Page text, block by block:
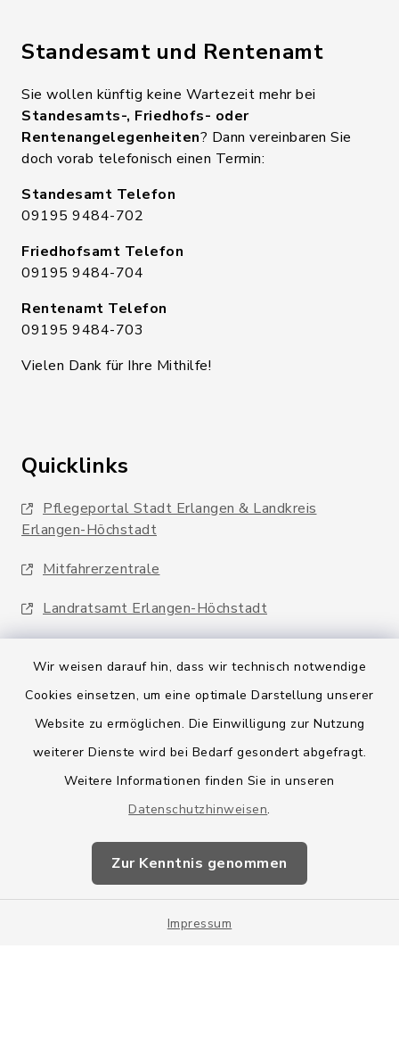
Wir weisen darauf hin, dass wir technisch notwendige
Cookies einsetzen, um eine optimale Darstellung unserer
Website zu ermöglichen. Die Einwilligung zur Nutzung
weiterer Dienste wird bei Bedarf gesondert abgefragt.
Weitere Informationen finden Sie in unseren
Datenschutzhinweisen.
Zur Kenntnis genommen
Impressum
Standesamt und Rentenamt
Sie wollen künftig keine Wartezeit mehr bei
Standesamts-, Friedhofs- oder
Rentenangelegenheiten? Dann vereinbaren Sie
doch vorab telefonisch einen Termin:
Standesamt Telefon
09195 9484-702
Friedhofsamt Telefon
09195 9484-704
Rentenamt Telefon
09195 9484-703
Vielen Dank für Ihre Mithilfe!
Quicklinks
Pflegeportal Stadt Erlangen & Landkreis
Erlangen-Höchstadt
Mitfahrerzentrale
Landratsamt Erlangen-Höchstadt
Barrierefreiheit
Impressum
Sitemap